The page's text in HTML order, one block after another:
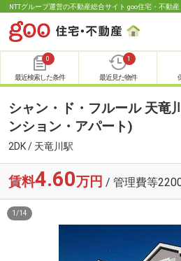
NTTグループ運営の不動産総合サイト goo住宅・不動産
0
最近検索した条件
1
最近見た物件
シャン・ド・フルール 天竜
ンション・アパート)
2DK / 天竜川駅
賃料4.60万円 / 管理費等
1 /14